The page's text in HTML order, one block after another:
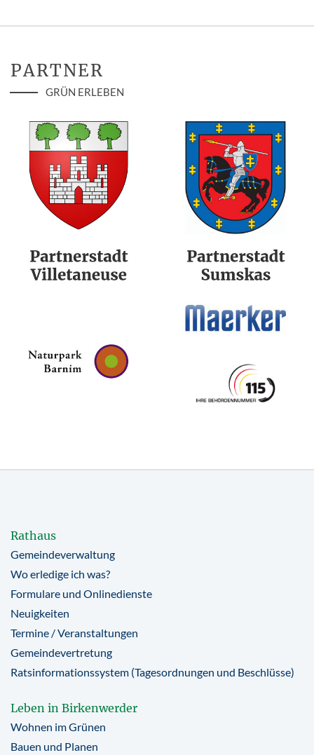
PARTNER
GRÜN ERLEBEN
Rathaus
Gemeindeverwaltung
Wo erledige ich was?
Formulare und Onlinedienste
Neuigkeiten
Termine / Veranstaltungen
Gemeindevertretung
Ratsinformationssystem (Tagesordnungen und Beschlüsse)
Leben in Birkenwerder
Wohnen im Grünen
Bauen und Planen